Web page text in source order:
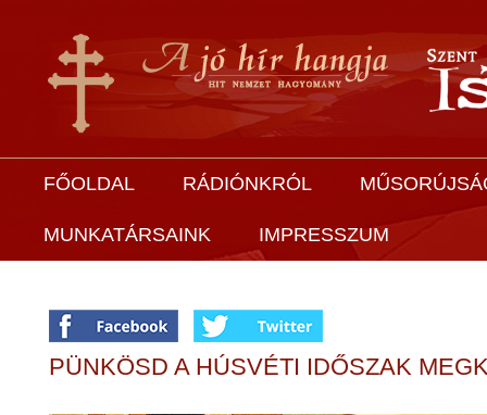
FŐOLDAL RÁDIÓNKRÓL
MUNKATÁRSAINK IMPRESSZUM
PÜNKÖSD A HÚSVÉTI IDŐSZAK